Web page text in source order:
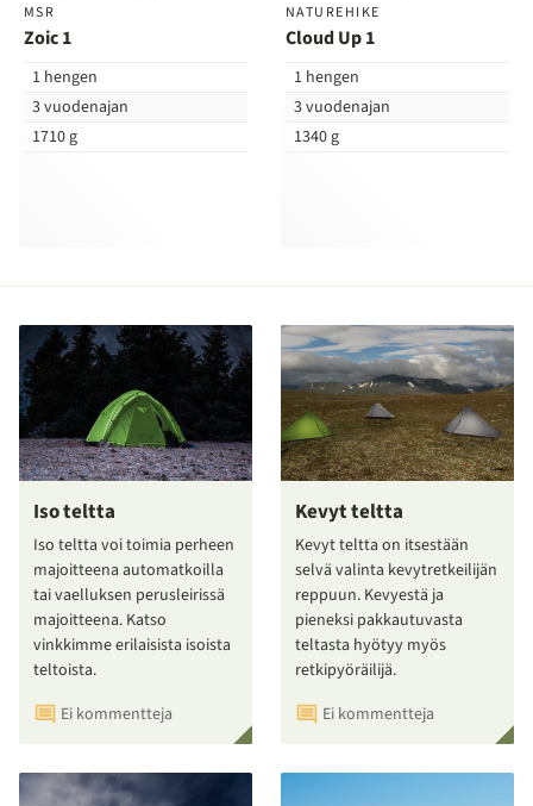
MSR
Zoic 1
1 hengen
3 vuodenajan
1710 g
NATUREHIKE
Cloud Up 1
1 hengen
3 vuodenajan
1340 g
Iso teltta
Iso teltta voi toimia perheen
majoitteena automatkoilla
tai vaelluksen perusleirissä
majoitteena. Katso
vinkkimme erilaisista isoista
teltoista.
Ei kommentteja
Kevyt teltta
Kevyt teltta on itsestään
selvä valinta kevytretkeilijän
reppuun. Kevyestä ja
pieneksi pakkautuvasta
teltasta hyötyy myös
retkipyöräilijä.
Ei kommentteja